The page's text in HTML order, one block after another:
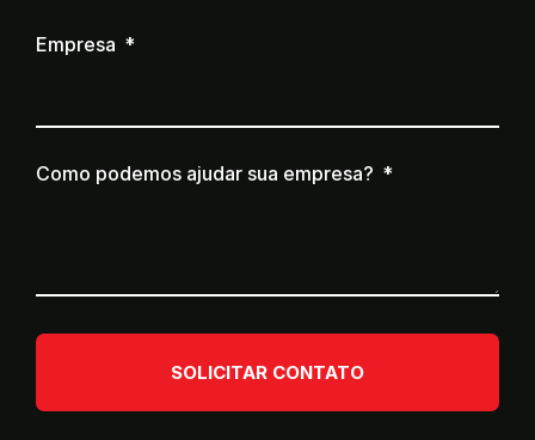
Empresa
Como podemos ajudar sua empresa?
SOLICITAR CONTATO